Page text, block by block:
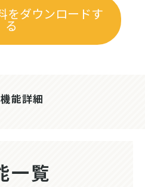
をダウンロードす
る
能詳細
一覧